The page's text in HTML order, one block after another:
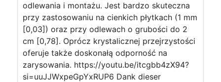
odlewania i montażu. Jest bardzo skuteczna
przy zastosowaniu na cienkich płytkach (1 mm
[0,03]) oraz przy odlewach o grubości do 2
cm [0,78]. Oprócz krystalicznej przejrzystości
oferuje także doskonałą odporność na
zarysowania. https://youtu.be/itcgbb4zX94?
si=uuJJWxpeGpYxRUP6 Dank dieser